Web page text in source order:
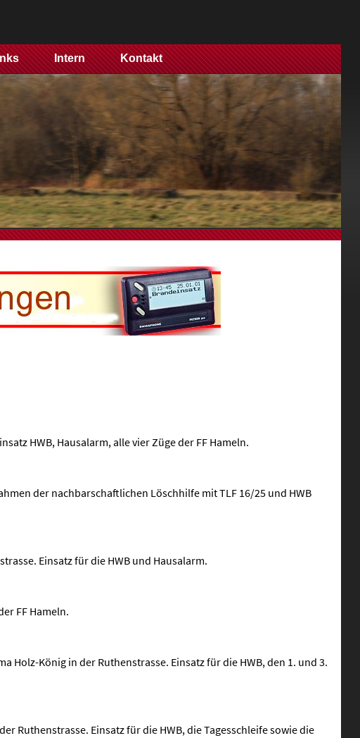
Intern Kontakt
HWB, Hausalarm, alle vier Züge der FF Hameln.
der nachbarschaftlichen Löschhilfe mit TLF 16/25 und HWB
Einsatz für die HWB und Hausalarm.
FF Hameln.
Holz-König in der Ruthenstrasse. Einsatz für die HWB, den 1. und 3.
Ruthenstrasse. Einsatz für die HWB, die Tagesschleife sowie die